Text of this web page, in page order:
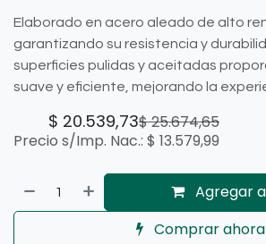
Elaborado en acero aleado de alto
garantizando su resistencia y
superficies pulidas y aceitadas
suave y eficiente, mejorando la
$ 20.539,73$25.674,65
Precio s/Imp. Nac.: $ 13.579,99
Agregar
Comprar ahora